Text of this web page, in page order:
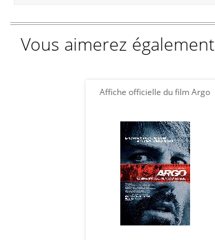
Vous aimerez également
Affiche officielle du film Argo